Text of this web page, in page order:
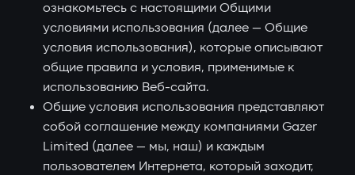
ознакомьтесь с настоящими Общими
условиями использования (далее — Общие
условия использования), которые описывают
общие правила и условия, применимые к
использованию Веб-сайта.
Общие условия использования представляют
собой соглашение между компаниями Gazer
Limited (далее — мы, наш) и каждым
пользователем Интернета, который заходит,